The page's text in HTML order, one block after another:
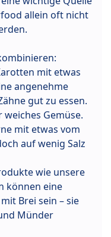
allein oft nicht
mit etwas
angenehme
gut zu essen.
Gemüse.
mit etwas vom
auf wenig Salz
wie unsere
können eine
Brei sein – sie
Münder